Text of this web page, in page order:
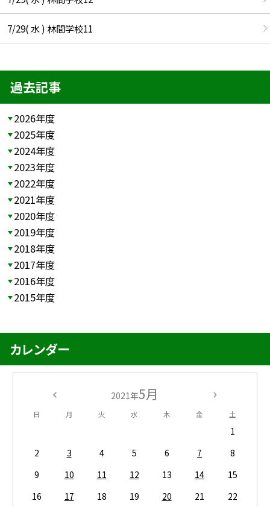
7/29( 水 ) 林間学校11
過去記事
2026年度
2025年度
2024年度
2023年度
2022年度
2021年度
2020年度
2019年度
2018年度
2017年度
2016年度
2015年度
カレンダー
2021年5月
日 月 火 水 木 金 土
1
2
3 4 5 6 7
8
9
10 11 12 13 14
15
16
17 18 19 20 21
22